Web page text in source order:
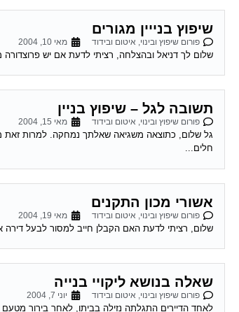
שיפוץ בנייין מגורים
פורום שיפוץ ובינוי, איטום ובידוד מאי 10, 2004
שלום לך דניאל ובהצלחה, רציתי לדעת אם יש
תשובה לגל – שיפוץ בניין
פורום שיפוץ ובינוי, איטום ובידוד מאי 15, 2004
גל שלום, כתוצאה משגיאה שאלתך נמחקה. למרות זאת
חלים...
אשורי מכון התקנים
פורום שיפוץ ובינוי, איטום ובידוד מאי 19, 2004
שלום, רציתי לדעת האם הקבלן חייב למסור לבעל דירה
שאלה בנושא ליקויי בנייה
פורום שיפוץ ובינוי, איטום ובידוד יוני 7, 2004
לאחד הדיירים התגלתה נזילה בביתו, לאחר בירור